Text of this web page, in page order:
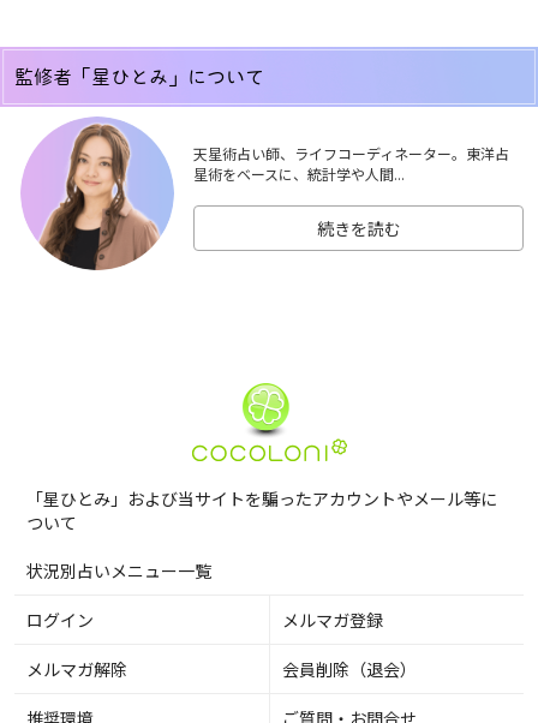
監修者「星ひとみ」について
天星術占い師、ライフコーディネーター。東洋占
星術をベースに、統計学や人間...
続きを読む
「星ひとみ」および当サイトを騙ったアカウントやメール等に
ついて
状況別占いメニュー一覧
ログイン メルマガ登録
メルマガ解除 会員削除（退会）